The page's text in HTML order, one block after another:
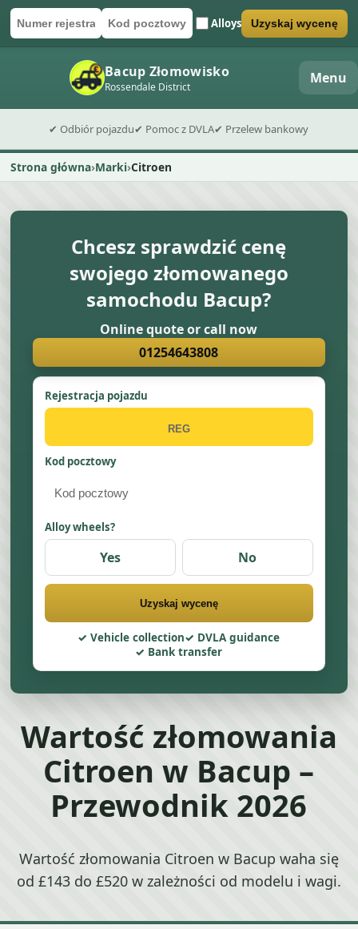
Numer rejestracyjny
Kod pocztowyAlloys
Wyślij formularz wyceny Uzyskaj wycenę
Bacup Złomowisko
Rossendale District Menu
✔ Odbiór pojazdu✔ Pomoc z DVLA✔ Przelew bankowy
Strona główna Marki Citroen
Chcesz sprawdzić cenę
swojego złomowanego
samochodu Bacup?
Online quote or call now
01254643808
Rejestracja pojazdu
Kod pocztowy
Alloy wheels?
Yes No
Uzyskaj wycenę
Vehicle collection
DVLA guidance
Bank transfer
Wartość złomowania
Citroen w Bacup –
Przewodnik 2026
Wartość złomowania Citroen w Bacup waha się
od £143 do £520 w zależności od modelu i wagi.